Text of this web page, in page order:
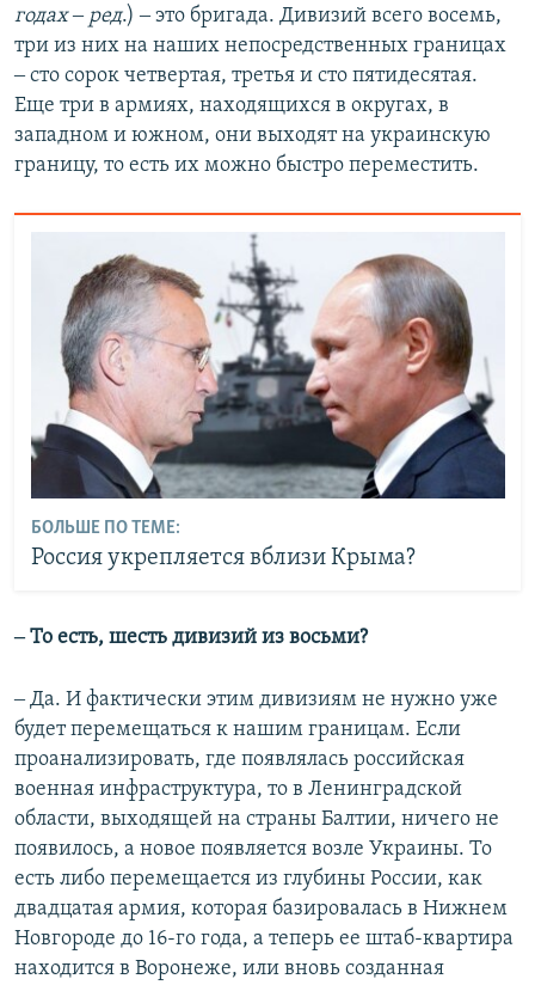
годах ‒ ред.) ‒ это бригада. Дивизий всего восемь,
три из них на наших непосредственных границах
‒ сто сорок четвертая, третья и сто пятидесятая.
Еще три в армиях, находящихся в округах, в
западном и южном, они выходят на украинскую
границу, то есть их можно быстро переместить.
БОЛЬШЕ ПО ТЕМЕ:
Россия укрепляется вблизи Крыма?
‒ То есть, шесть дивизий из восьми?
‒ Да. И фактически этим дивизиям не нужно уже
будет перемещаться к нашим границам. Если
проанализировать, где появлялась российская
военная инфраструктура, то в Ленинградской
области, выходящей на страны Балтии, ничего не
появилось, а новое появляется возле Украины. То
есть либо перемещается из глубины России, как
двадцатая армия, которая базировалась в Нижнем
Новгороде до 16-го года, а теперь ее штаб-квартира
находится в Воронеже, или вновь созданная